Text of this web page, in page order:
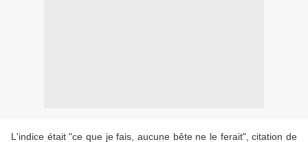
L'indice était "ce que je fais, aucune bête ne le ferait", citation de